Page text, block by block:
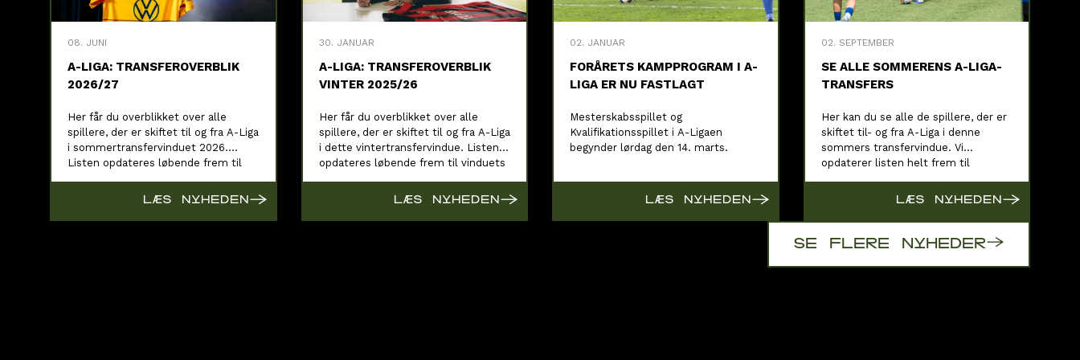
08. JUNI
A-LIGA: TRANSFEROVERBLIK
2026/27
Her får du overblikket over alle
spillere, der er skiftet til og fra A-Liga
i sommertransfervinduet 2026.
Listen opdateres løbende frem til
LÆS NYHEDEN →
30. JANUAR
A-LIGA: TRANSFEROVERBLIK
VINTER 2025/26
Her får du overblikket over alle
spillere, der er skiftet til og fra A-Liga
i dette vintertransfervindue. Listen
opdateres løbende frem til vinduets
LÆS NYHEDEN →
02. JANUAR
FORÅRETS KAMPPROGRAM I A-
LIGA ER NU FASTLAGT
Mesterskabsspillet og
Kvalifikationsspillet i A-Ligaen
begynder lørdag den 14. marts.
LÆS NYHEDEN →
02. SEPTEMBER
SE ALLE SOMMERENS A-LIGA-
TRANSFERS
Her kan du se alle de spillere, der er
skiftet til- og fra A-Liga i denne
sommers transfervindue. Vi
opdaterer listen helt frem til
LÆS NYHEDEN →
SE FLERE NYHEDER→